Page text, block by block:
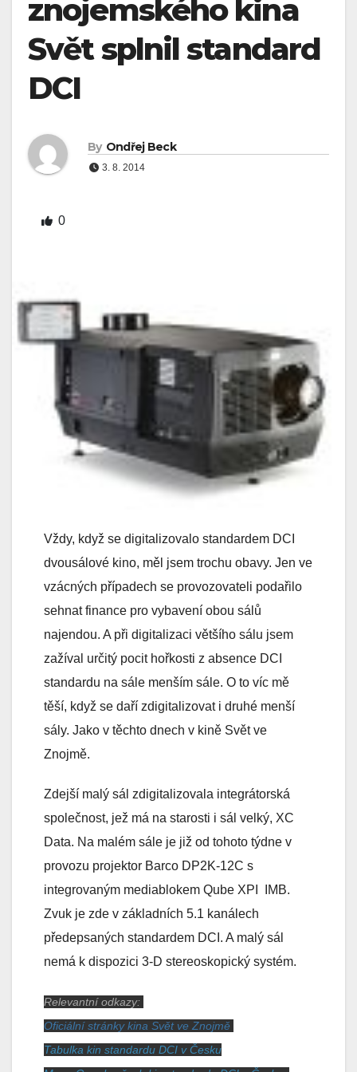
znojemského kina
Svět splnil standard
DCI
By Ondřej Beck
3. 8. 2014
0
Vždy, když se digitalizovalo standardem DCI
dvousálové kino, měl jsem trochu obavy. Jen ve
vzácných případech se provozovateli podařilo
sehnat finance pro vybavení obou sálů
najendou. A při digitalizaci většího sálu jsem
zažíval určitý pocit hořkosti z absence DCI
standardu na sále menším sále. O to víc mě
těší, když se daří zdigitalizovat i druhé menší
sály. Jako v těchto dnech v kině Svět ve
Znojmě.
Zdejší malý sál zdigitalizovala integrátorská
společnost, jež má na starosti i sál velký, XC
Data. Na malém sále je již od tohoto týdne v
provozu projektor Barco DP2K-12C s
integrovaným mediablokem Qube XPI IMB.
Zvuk je zde v základních 5.1 kanálech
předepsaných standardem DCI. A malý sál
nemá k dispozici 3-D stereoskopický systém.
Relevantní odkazy:
Oficiální stránky kina Svět ve Znojmě
Tabulka kin standardu DCI v Česku